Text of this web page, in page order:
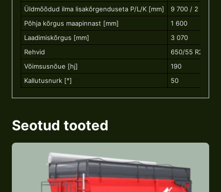
Üldmõõdud ilma lisakõrgenduseta P/L/K [mm]
9 700 / 2 550 /
Põhja kõrgus maapinnast [mm]
1 600
Laadimiskõrgus [mm]
3 070
Rehvid
650/55 R26,5
Võimsusnõue [hj]
190
Kallutusnurk [°]
50
Seotud tooted